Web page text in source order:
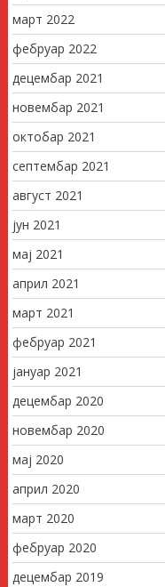
март 2022
фебруар 2022
децембар 2021
новембар 2021
октобар 2021
септембар 2021
август 2021
јун 2021
мај 2021
април 2021
март 2021
фебруар 2021
јануар 2021
децембар 2020
новембар 2020
мај 2020
април 2020
март 2020
фебруар 2020
децембар 2019